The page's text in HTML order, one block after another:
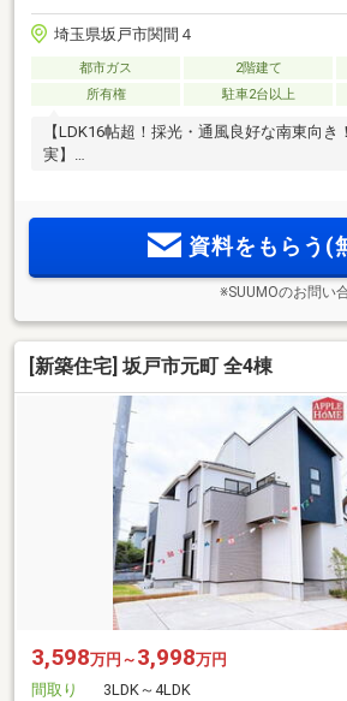
埼玉県坂戸市関間４
都市ガス 2階建て
所有権
駐車2台以上
【LDK16帖超！採光・通風良好な南東向き
実】
資料をもらう(
※SUUMOのお問い
[新築住宅] 坂戸市元町 全4棟
3,598万円～ 3,998万円
間取り
3LDK～4LDK